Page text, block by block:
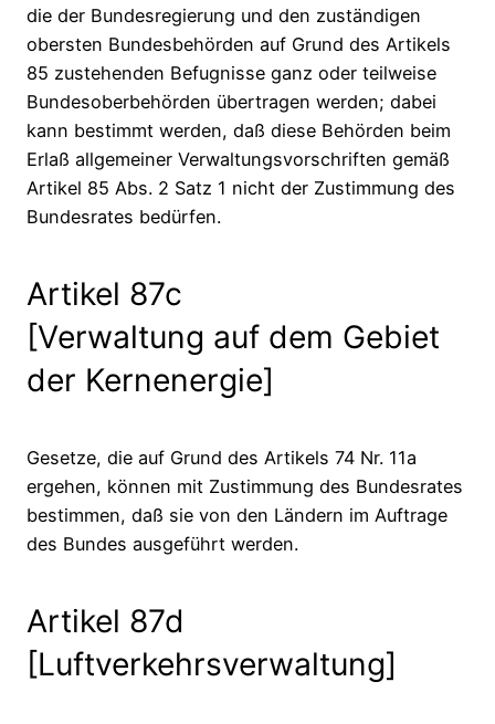
die der Bundesregierung und den zuständigen
obersten Bundesbehörden auf Grund des Artikels
85 zustehenden Befugnisse ganz oder teilweise
Bundesoberbehörden übertragen werden; dabei
kann bestimmt werden, daß diese Behörden beim
Erlaß allgemeiner Verwaltungsvorschriften gemäß
Artikel 85 Abs. 2 Satz 1 nicht der Zustimmung des
Bundesrates bedürfen.
Artikel 87c
[Verwaltung auf dem Gebiet
der Kernenergie]
Gesetze, die auf Grund des Artikels 74 Nr. 11a
ergehen, können mit Zustimmung des Bundesrates
bestimmen, daß sie von den Ländern im Auftrage
des Bundes ausgeführt werden.
Artikel 87d
[Luftverkehrsverwaltung]